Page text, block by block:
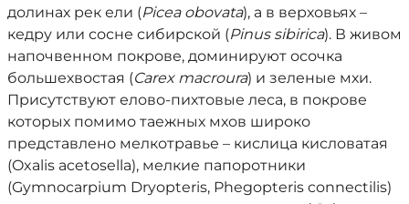
долинах рек ели (Picea obovata), а в верховьях –
кедру или сосне сибирской (Pinus sibirica). В живом
напочвенном покрове, доминируют осочка
большехвостая (Carex macroura) и зеленые мхи.
Присутствуют елово-пихтовые леса, в покрове
которых помимо таежных мхов широко
представлено мелкотравье – кислица кисловатая
(Oxalis acetosella), мелкие папоротники
(Gymnocarpium Dryopteris, Phegopteris connectilis)